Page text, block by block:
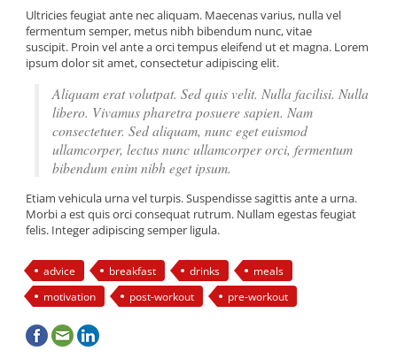
Ultricies feugiat ante nec aliquam. Maecenas varius, nulla vel
fermentum semper, metus nibh bibendum nunc, vitae
suscipit. Proin vel ante a orci tempus eleifend ut et magna. Lorem
ipsum dolor sit amet, consectetur adipiscing elit.
Aliquam erat volutpat. Sed quis velit. Nulla facilisi. Nulla
libero. Vivamus pharetra posuere sapien. Nam
consectetuer. Sed aliquam, nunc eget euismod
ullamcorper, lectus nunc ullamcorper orci, fermentum
bibendum enim nibh eget ipsum.
Etiam vehicula urna vel turpis. Suspendisse sagittis ante a urna.
Morbi a est quis orci consequat rutrum. Nullam egestas feugiat
felis. Integer adipiscing semper ligula.
advice breakfast drinks
meals
motivation
post-workout pre-workout